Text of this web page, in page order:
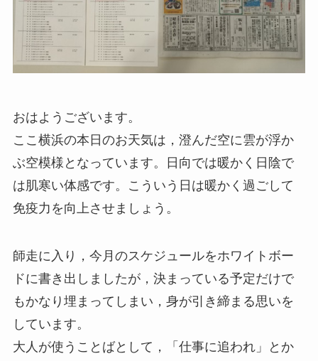
おはようございます。
ここ横浜の本日のお天気は，澄んだ空に雲が浮か
ぶ空模様となっています。日向では暖かく日陰で
は肌寒い体感です。こういう日は暖かく過ごして
免疫力を向上させましょう。
師走に入り，今月のスケジュールをホワイトボー
ドに書き出しましたが，決まっている予定だけで
もかなり埋まってしまい，身が引き締まる思いを
しています。
大人が使うことばとして，「仕事に追われ」とか